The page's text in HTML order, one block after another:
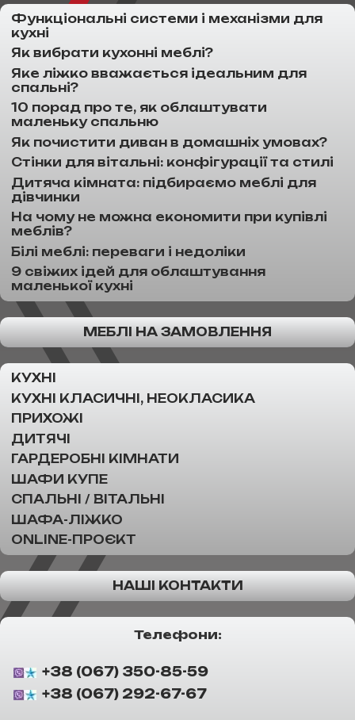
Функціональні системи і механізми для
кухні
Як вибрати кухонні меблі?
Яке ліжко вважається ідеальним для
спальні?
10 порад про те, як облаштувати
маленьку спальню
Як почистити диван в домашніх умовах?
Стінки для вітальні: конфігурації та стилі
Дитяча кімната: підбираємо меблі для
дівчинки
На чому не можна економити при купівлі
меблів?
Білі меблі: переваги і недоліки
9 свіжих ідей для облаштування
маленької кухні
МЕБЛІ НА ЗАМОВЛЕННЯ
КУХНІ
КУХНІ КЛАСИЧНІ, НЕОКЛАСИКА
ПРИХОЖІ
ДИТЯЧІ
ГАРДЕРОБНІ КІМНАТИ
ШАФИ КУПЕ
СПАЛЬНІ / ВІТАЛЬНІ
ШАФА-ЛІЖКО
ONLINE-ПРОЄКТ
НАШІ КОНТАКТИ
Телефони:
+38 (067) 350-85-59
+38 (067) 292-67-67